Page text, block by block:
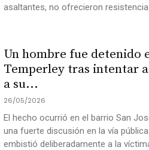
asaltantes, no ofrecieron
Un hombre fue detenido
Temperley tras intentar
a su...
26/05/2026
El hecho ocurrió en el barrio San
una fuerte discusión en la vía
embistió deliberadamente a la